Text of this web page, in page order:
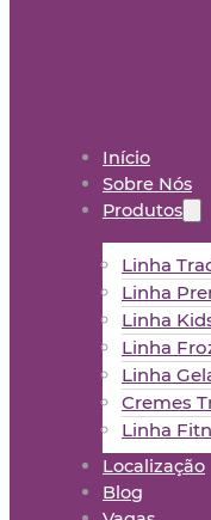
Início
Sobre Nós
Produtos
Linha
Linha
Linha
Linha
Linha
Cremes
Linha
Localização
Blog